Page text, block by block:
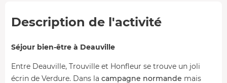
Description de l'activité
Séjour bien-être à Deauville
Entre Deauville, Trouville et Honfleur se trouve un joli
écrin de Verdure. Dans la campagne normande mais